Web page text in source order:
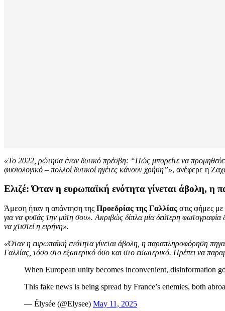
«Το 2022, ρώτησα έναν δυτικό πρέσβη: “Πώς μπορείτε να
φυσιολογικό – πολλοί δυτικοί ηγέτες κάνουν χρήση”», ανέφερε η
Ελιζέ: Όταν η ευρωπαϊκή ενότητα γίνεται άβολη, η
Άμεση ήταν η απάντηση της Προεδρίας της Γαλλίας στις φήμες
για να φυσάς την μύτη σου». Ακριβώς δίπλα μία δεύτερη φωτογραφία
να χτιστεί η ειρήνη».
«Όταν η ευρωπαϊκή ενότητα γίνεται άβολη, η παραπληροφόρηση
Γαλλίας, τόσο στο εξωτερικό όσο και στο εσωτερικό. Πρέπει να
When European unity becomes inconvenient, disinformation
This fake news is being spread by France’s enemies, both
— Élysée (@Elysee) May 11, 2025